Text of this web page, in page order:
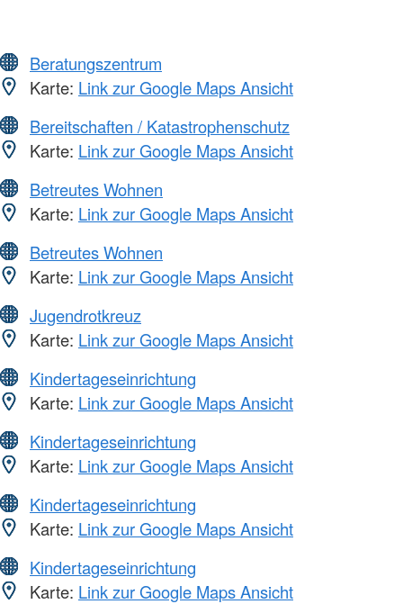
Beratungszentrum
Karte: Link zur Google Maps Ansicht
Bereitschaften / Katastrophenschutz
Karte: Link zur Google Maps Ansicht
Betreutes Wohnen
Karte: Link zur Google Maps Ansicht
Betreutes Wohnen
Karte: Link zur Google Maps Ansicht
Jugendrotkreuz
Karte: Link zur Google Maps Ansicht
Kindertageseinrichtung
Karte: Link zur Google Maps Ansicht
Kindertageseinrichtung
Karte: Link zur Google Maps Ansicht
Kindertageseinrichtung
Karte: Link zur Google Maps Ansicht
Kindertageseinrichtung
Karte: Link zur Google Maps Ansicht